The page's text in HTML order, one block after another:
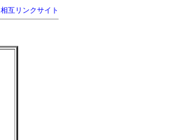
相互リンクサイト